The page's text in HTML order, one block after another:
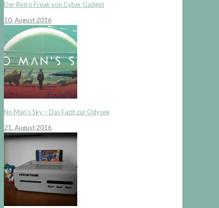
Der Retro Freak von Cyber Gadget
10. August 2016
No Man’s Sky – Das Fazit zur Odysee
21. August 2016